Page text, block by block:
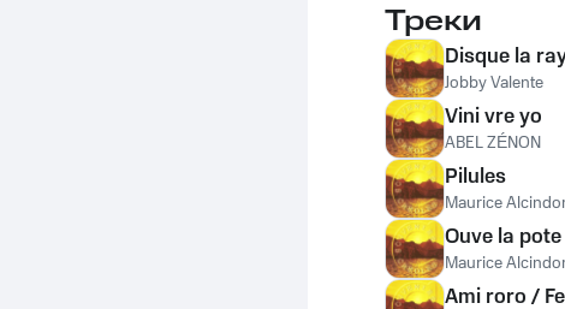
Треки
Disque la
Jobby Valente
Vini vre yo
ABEL ZÉNON
Pilules
Maurice
Ouve la
Maurice
Ami roro /